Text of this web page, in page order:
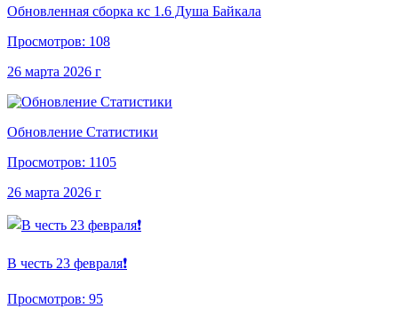
Обновленная сборка кс 1.6 Душа Байкала
Просмотров: 108
26 марта 2026 г
Обновление Статистики
Просмотров: 1105
26 марта 2026 г
В честь 23 февраля❗
Просмотров: 95